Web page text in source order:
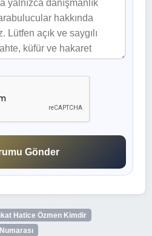
Gönder
Hatice Özmen Kimdir